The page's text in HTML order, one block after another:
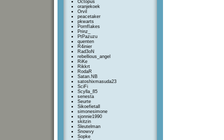
Octopus
oranjekoek
Orvil
peacetaker
pkwarts
PornfIakes
Prinz_
PtPazuzu
quenten
R4inier
Rad3oN
rebellious_angel
RiKe
Rikkrt
RodaR
Satan.NB
satoshixmasuda23
SciFi
Scylla_85
senesta
Seurte
Sikoefietall
simonesimone
sjonnie1990
skitzin
Sleutelman
Snowvy
Sopke